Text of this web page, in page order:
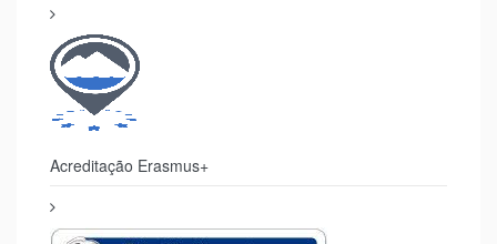
Acreditação Erasmus+